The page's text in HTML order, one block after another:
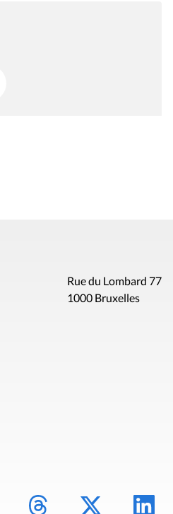
Rue du Lombard 77
1000 Bruxelles